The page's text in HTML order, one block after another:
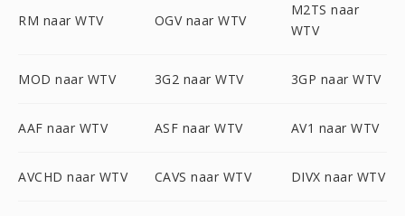
RM naar WTV OGV naar WTV
M2TS naar
WTV
MOD naar WTV 3G2 naar WTV 3GP naar WTV
AAF naar WTV ASF naar WTV AV1 naar WTV
AVCHD naar WTV CAVS naar WTV DIVX naar WTV